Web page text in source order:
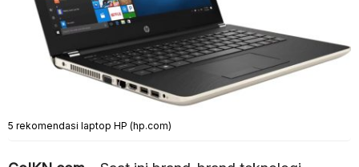
5 rekomendasi laptop HP (hp.com)